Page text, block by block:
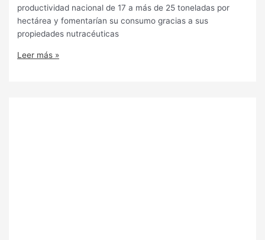
productividad nacional de 17 a más de 25 toneladas por
hectárea y fomentarían su consumo gracias a sus
propiedades nutracéuticas
Leer más »